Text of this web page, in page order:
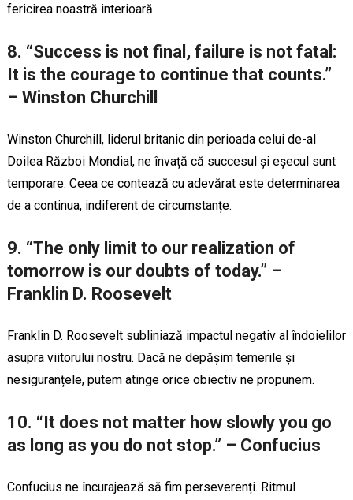
fericirea noastră interioară.
8. “Success is not final, failure is not fatal:
It is the courage to continue that counts.”
– Winston Churchill
Winston Churchill, liderul britanic din perioada celui de-al
Doilea Război Mondial, ne învață că succesul și eșecul sunt
temporare. Ceea ce contează cu adevărat este determinarea
de a continua, indiferent de circumstanțe.
9. “The only limit to our realization of
tomorrow is our doubts of today.” –
Franklin D. Roosevelt
Franklin D. Roosevelt subliniază impactul negativ al îndoielilor
asupra viitorului nostru. Dacă ne depășim temerile și
nesiguranțele, putem atinge orice obiectiv ne propunem.
10. “It does not matter how slowly you go
as long as you do not stop.” – Confucius
Confucius ne încurajează să fim perseverenți. Ritmul